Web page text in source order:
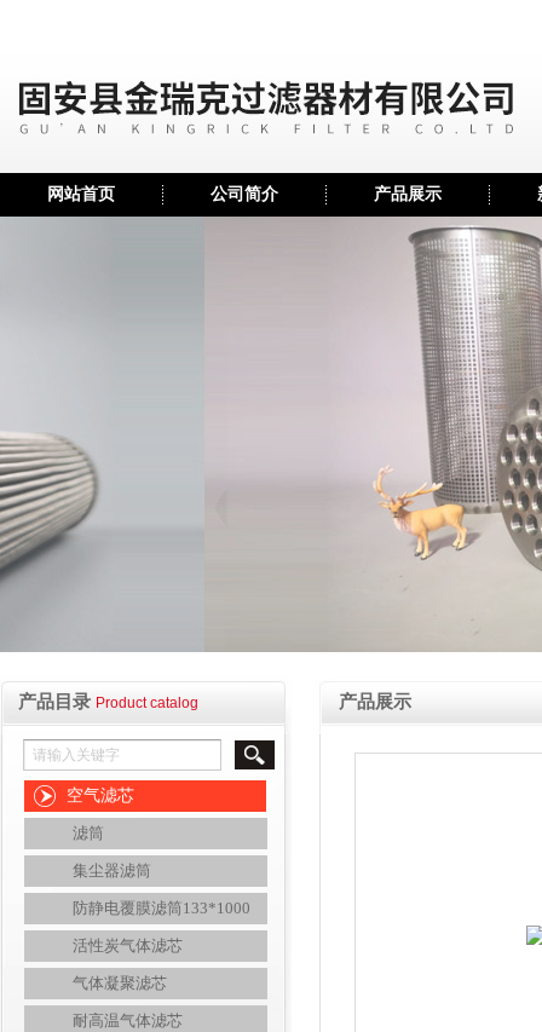
网站首页 公司简介 产品展示
产品目录 Product catalog
空气滤芯
滤筒
集尘器滤筒
防静电覆膜滤筒133*1000
活性炭气体滤芯
气体凝聚滤芯
耐高温气体滤芯
产品展示